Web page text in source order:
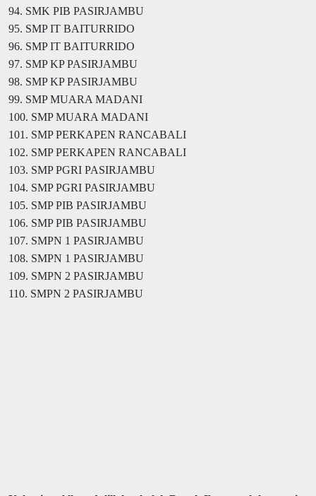
94. SMK PIB PASIRJAMBU
95. SMP IT BAITURRIDO
96. SMP IT BAITURRIDO
97. SMP KP PASIRJAMBU
98. SMP KP PASIRJAMBU
99. SMP MUARA MADANI
100. SMP MUARA MADANI
101. SMP PERKAPEN RANCABALI
102. SMP PERKAPEN RANCABALI
103. SMP PGRI PASIRJAMBU
104. SMP PGRI PASIRJAMBU
105. SMP PIB PASIRJAMBU
106. SMP PIB PASIRJAMBU
107. SMPN 1 PASIRJAMBU
108. SMPN 1 PASIRJAMBU
109. SMPN 2 PASIRJAMBU
110. SMPN 2 PASIRJAMBU